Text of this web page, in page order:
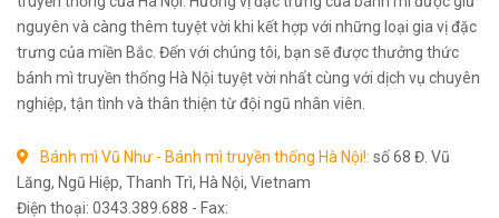
nguyên và càng thêm tuyệt vời khi kết hợp với những loại gia vị đặc
trưng của miền Bắc. Đến với chúng tôi, bạn sẽ được thưởng thức
bánh mì truyền thống Hà Nội tuyệt vời nhất cùng với dịch vụ chuyên
nghiệp, tận tình và thân thiện từ đội ngũ nhân viên.
Bánh mì Vũ Như - Bánh mì truyền thống Hà Nội!: số 68 Đ. Vũ
Lăng, Ngũ Hiệp, Thanh Trì, Hà Nội, Vietnam
Điện thoại: 0343.389.688 - Fax: